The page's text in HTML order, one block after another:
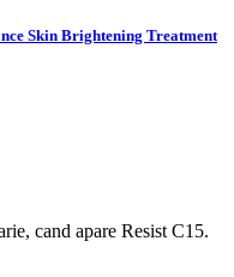
Skin Brightening Treatment
cand apare Resist C15.